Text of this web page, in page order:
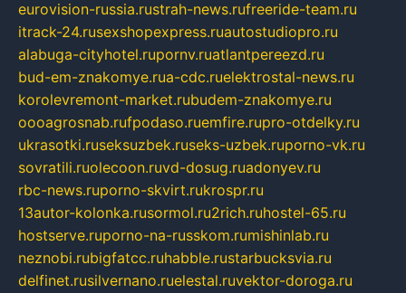
eurovision-russia.rustrah-news.rufreeride-team.ru
itrack-24.rusexshopexpress.ruautostudiopro.ru
alabuga-cityhotel.rupornv.ruatlantpereezd.ru
bud-em-znakomye.rua-cdc.ruelektrostal-news.ru
korolevremont-market.rubudem-znakomye.ru
oooagrosnab.rufpodaso.ruemfire.rupro-otdelky.ru
ukrasotki.ruseksuzbek.ruseks-uzbek.ruporno-vk.ru
sovratili.ruolecoon.ruvd-dosug.ruadonyev.ru
rbc-news.ruporno-skvirt.rukrospr.ru
13autor-kolonka.rusormol.ru2rich.ruhostel-65.ru
hostserve.ruporno-na-russkom.rumishinlab.ru
neznobi.rubigfatcc.ruhabble.rustarbucksvia.ru
delfinet.rusilvernano.ruelestal.ruvektor-doroga.ru